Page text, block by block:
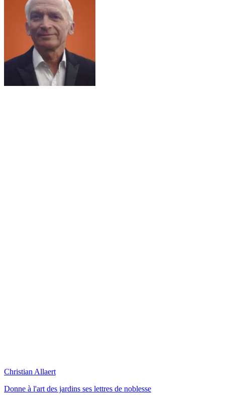
Christian Allaert
Donne à l'art des jardins ses lettres de noblesse